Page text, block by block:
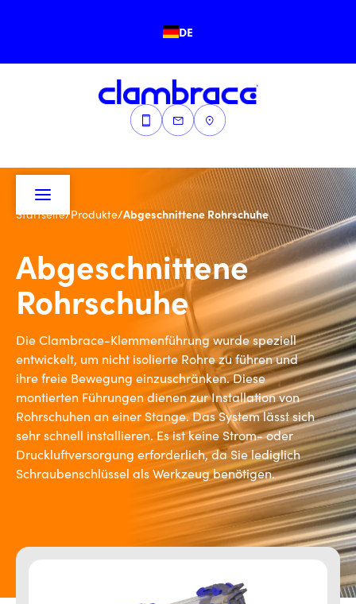
DE
Startseite/Produkte/Abgeschnittene Rohrschuhe
Abgeschnittene
Rohrschuhe
Die Clambrace-Klemmenführung wurde speziell
entwickelt, um nicht isolierte Rohre zu führen und
ihre freie Bewegung einzuschränken. Diese
montierten Führungen dienen zur Installation von
Rohrschuhen an einer Stange. Das System lässt sich
sehr schnell installieren. Es ist keine Strom- oder
Druckluftversorgung erforderlich, da Sie lediglich
Schraubenschlüssel als Werkzeug benötigen.